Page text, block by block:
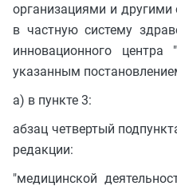
организациями и
в частную систему
инновационного центра
указанным
а) в пункте 3:
абзац четвертый
редакции:
"медицинской